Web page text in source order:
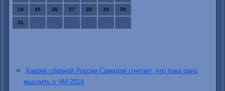
24 25 26 27 28 29 30
31
Хавбек сборной России Самедов считает, что пока рано
мыслить о ЧМ-2014